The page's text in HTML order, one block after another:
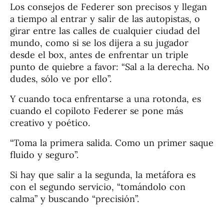
Los consejos de Federer son precisos y llegan
a tiempo al entrar y salir de las autopistas, o
girar entre las calles de cualquier ciudad del
mundo, como si se los dijera a su jugador
desde el box, antes de enfrentar un triple
punto de quiebre a favor: “Sal a la derecha. No
dudes, sólo ve por ello”.
Y cuando toca enfrentarse a una rotonda, es
cuando el copiloto Federer se pone más
creativo y poético.
“Toma la primera salida. Como un primer saque
fluido y seguro”.
Si hay que salir a la segunda, la metáfora es
con el segundo servicio, “tomándolo con
calma” y buscando “precisión”.